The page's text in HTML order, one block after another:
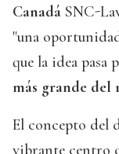
Canadá SNC-
"una
que la idea
más grande del
El concepto del
vibrante centro